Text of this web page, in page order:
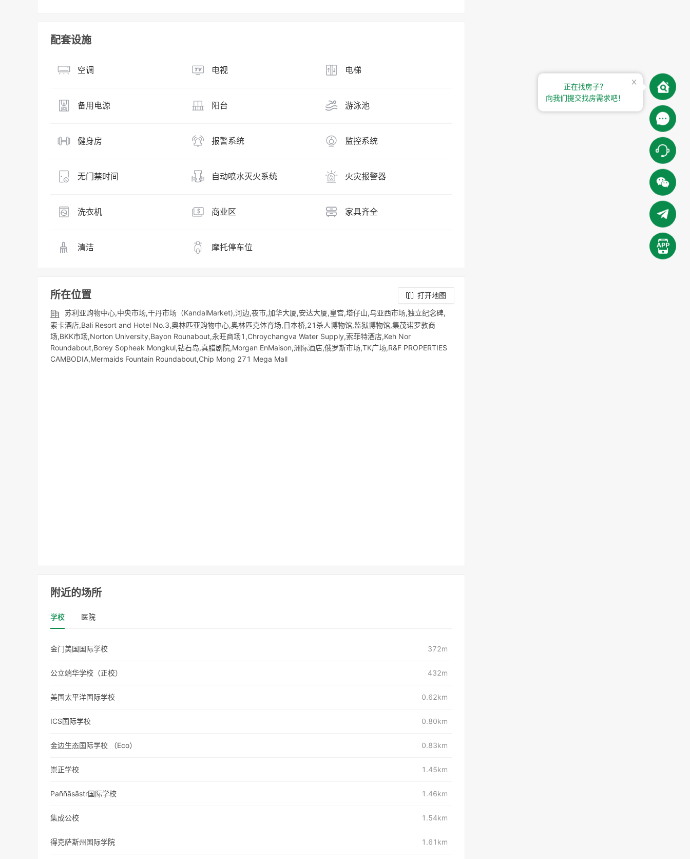
配套设施
空调 电视 电梯
备用电源 阳台 游泳池
健身房 报警系统 监控系统
无门禁时间 自动喷水灭火系统 火灾报警器
洗衣机 商业区 家具齐全
清洁 摩托停车位
所在位置
打开地图
苏利亚购物中心,中央市场,干丹市场（KandalMarket),河边,夜市,加华大厦,安达大厦,皇宫,塔仔山,乌亚西市场,独立纪念碑,
索卡酒店,Bali Resort and Hotel No.3,奥林匹亚购物中心,奥林匹克体育场,日本桥,21杀人博物馆,监狱博物馆,集茂诺罗敦商
场,BKK市场,Norton University,Bayon Rounabout,永旺商场1,Chroychangva Water Supply,索菲特酒店,Keh Nor
Roundabout,Borey Sopheak Mongkul,钻石岛,真腊剧院,Morgan EnMaison,洲际酒店,俄罗斯市场,TK广场,R&F PROPERTIES
CAMBODIA,Mermaids Fountain Roundabout,Chip Mong 271 Mega Mall
附近的场所
学校 医院
金门美国国际学校 372m
公立端华学校（正校） 432m
美国太平洋国际学校 0.62km
ICS国际学校 0.80km
金边生态国际学校 （Eco） 0.83km
崇正学校 1.45km
Paññāsāstr国际学校 1.46km
集成公校 1.54km
得克萨斯州国际学院 1.61km
正在找房子？
向我们提交找房需求吧！